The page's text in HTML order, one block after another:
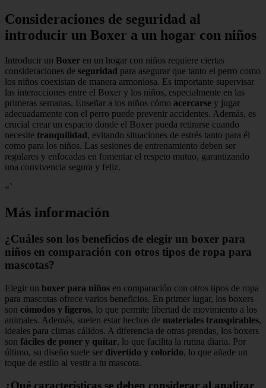
Consideraciones de seguridad al
introducir un Boxer a un hogar con niños
Introducir un Boxer en un hogar con niños requiere ciertas
consideraciones de seguridad para asegurar que tanto el perro como
los niños coexistan de manera armoniosa. Es importante supervisar
las interacciones entre el Boxer y los niños, especialmente en las
primeras semanas. Enseñar a los niños cómo acercarse y jugar
adecuadamente con el perro puede prevenir accidentes. Además, es
crucial crear un espacio donde el Boxer pueda retirarse cuando
necesite tranquilidad, evitando situaciones de estrés tanto para él
como para los niños. Las sesiones de entrenamiento deben ser
regulares y enfocadas en fomentar el respeto mutuo, garantizando
una convivencia segura y feliz.
«`
Más información
¿Cuáles son los beneficios de elegir un boxer para
niños en comparación con otros tipos de ropa para
mascotas?
Elegir un boxer para niños en comparación con otros tipos de ropa
para mascotas ofrece varios beneficios. En primer lugar, los boxers
son cómodos y ligeros, lo que permite libertad de movimiento a los
animales. Además, suelen estar hechos de materiales transpirables,
ideales para climas cálidos. A diferencia de otras prendas, los boxers
son fáciles de poner y quitar, lo que facilita la rutina diaria. Por
último, su diseño suele ser divertido y colorido, lo que añade un
toque de estilo al vestir a tu mascota.